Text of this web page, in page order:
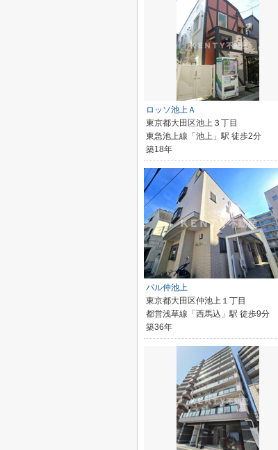
ロッソ池上Ａ
東京都大田区池上３丁目
東急池上線「池上」駅 徒歩2分
築18年
パル仲池上
東京都大田区仲池上１丁目
都営浅草線「西馬込」駅 徒歩9分
築36年